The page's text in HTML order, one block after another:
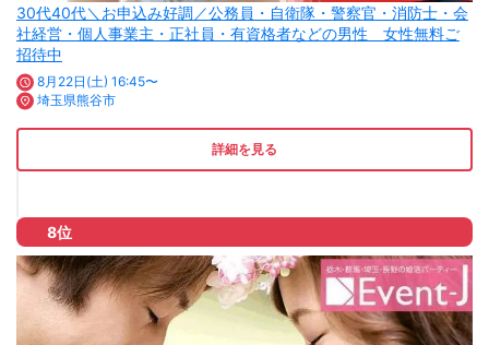
30代40代＼お申込み好調／公務員・自衛隊・警察官・消防士・会
社経営・個人事業主・正社員・有資格者などの男性 女性無料ご
招待中
8月22日(土) 16:45〜
埼玉県熊谷市
詳細を見る
8位